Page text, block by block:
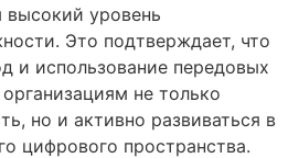
высокий уровень
Это подтверждает, что
и использование передовых
не только
но и активно развиваться в
цифрового пространства.